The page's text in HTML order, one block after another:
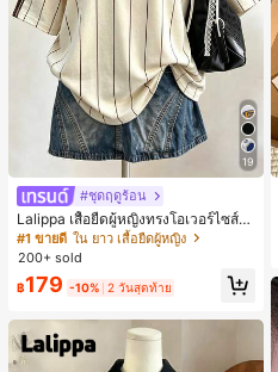
19
#ชุดฤดูร้อน
Lalippa เสื้อยืดผู้หญิงทรงโอเวอร์ไซส์ค
วามยาวกลาง คอกลม ไหล่ตก ลายพิมพ์
ตัวอักษรและลายทางแนวตั้ง สไตล์แฟชั่
นมินิมอล ของขวัญให้เพื่อน
#1 ขายดี ใน ยาว เสื้อยืดผู้หญิง
200+ sold
฿179 -10% 2 วันสุดท้าย